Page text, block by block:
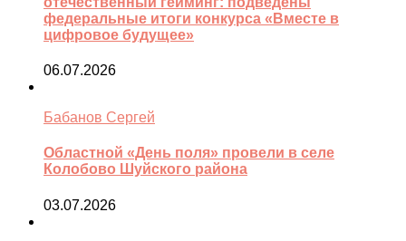
федеральные итоги конкурса «Вместе в
цифровое будущее»
06.07.2026
Бабанов Сергей
Областной «День поля» провели в селе
Колобово Шуйского района
03.07.2026